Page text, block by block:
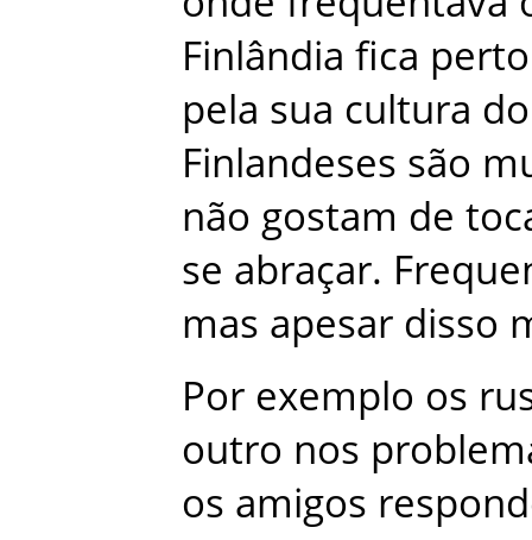
Finlândia fica perto
pela sua cultura do
Finlandeses são
não gostam de
se abraçar.
mas apesar disso
Por exemplo os
outro nos
os amigos